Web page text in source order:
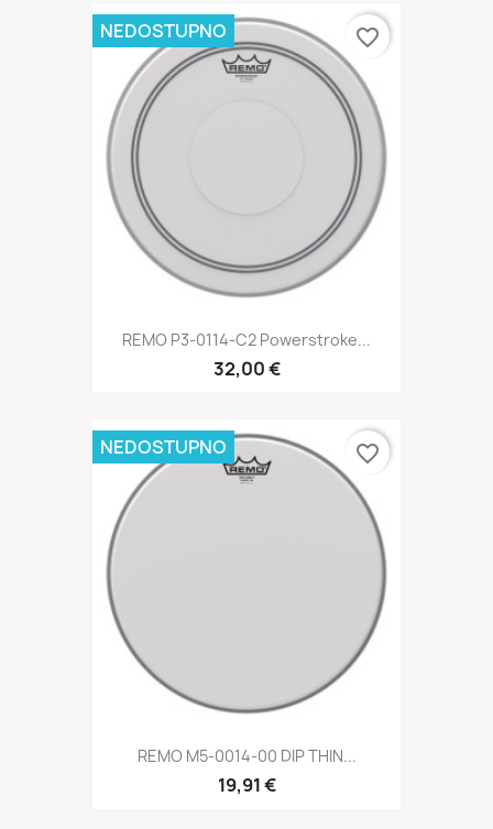
REMO P3-0114-C2 Powerstroke...
32,00 €
NEDOSTUPNO favorite_border
REMO M5-0014-00 DIP THIN...
19,91 €
NEDOSTUPNO favorite_border